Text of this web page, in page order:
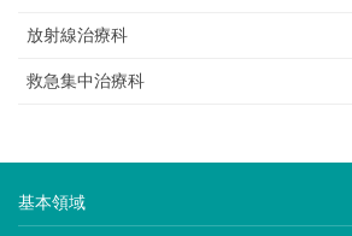
放射線治療科
救急集中治療科
基本領域